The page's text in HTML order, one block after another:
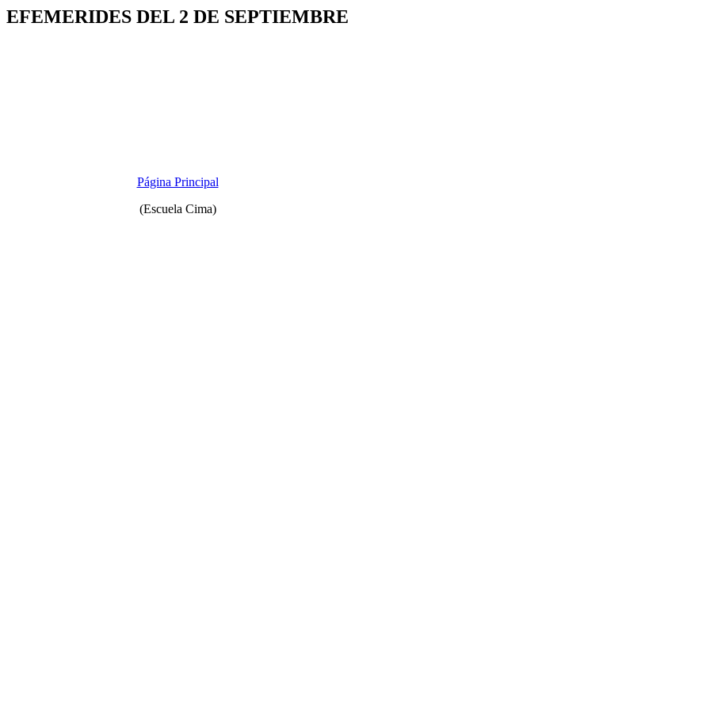
EFEMERIDES DEL 2 DE SEPTIEMBRE
Página Principal
(Escuela Cima)